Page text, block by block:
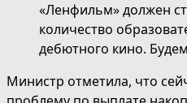
«Ленфильм» должен
количество
дебютного кино.
Министр отметила, что